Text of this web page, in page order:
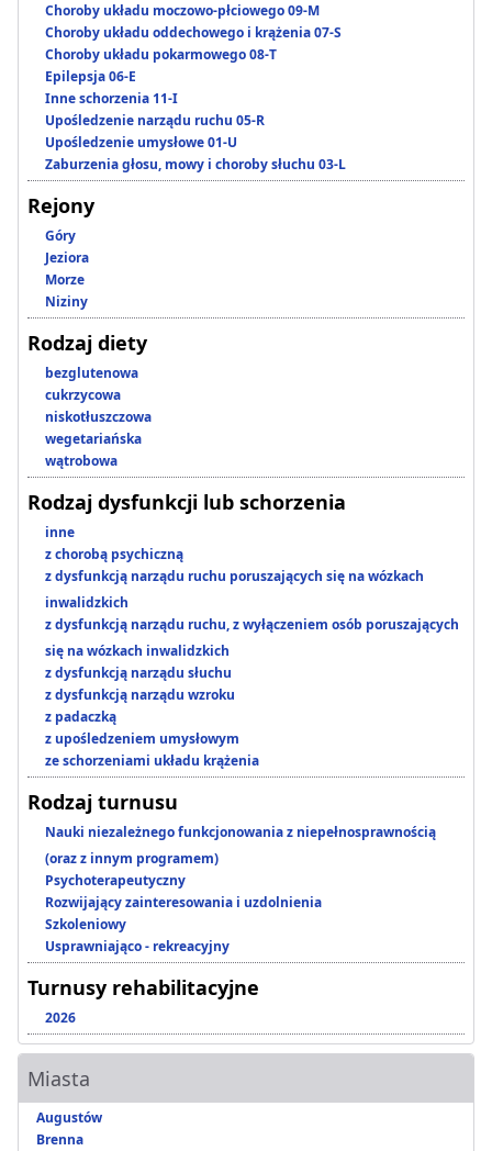
Choroby układu moczowo-płciowego 09-M
Choroby układu oddechowego i krążenia 07-S
Choroby układu pokarmowego 08-T
Epilepsja 06-E
Inne schorzenia 11-I
Upośledzenie narządu ruchu 05-R
Upośledzenie umysłowe 01-U
Zaburzenia głosu, mowy i choroby słuchu 03-L
Rejony
Góry
Jeziora
Morze
Niziny
Rodzaj diety
bezglutenowa
cukrzycowa
niskotłuszczowa
wegetariańska
wątrobowa
Rodzaj dysfunkcji lub schorzenia
inne
z chorobą psychiczną
z dysfunkcją narządu ruchu poruszających się na wózkach
inwalidzkich
z dysfunkcją narządu ruchu, z wyłączeniem osób poruszających
się na wózkach inwalidzkich
z dysfunkcją narządu słuchu
z dysfunkcją narządu wzroku
z padaczką
z upośledzeniem umysłowym
ze schorzeniami układu krążenia
Rodzaj turnusu
Nauki niezależnego funkcjonowania z niepełnosprawnością
(oraz z innym programem)
Psychoterapeutyczny
Rozwijający zainteresowania i uzdolnienia
Szkoleniowy
Usprawniająco - rekreacyjny
Turnusy rehabilitacyjne
2026
Miasta
Augustów
Brenna